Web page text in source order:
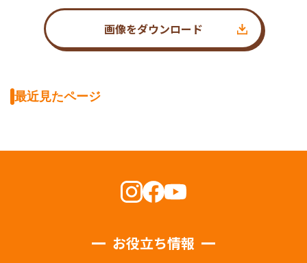
画像をダウンロード
最近見たページ
お役立ち情報